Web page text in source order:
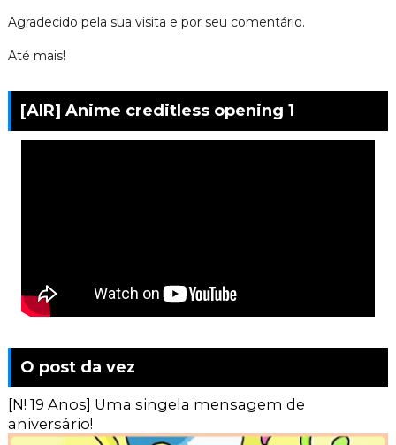
Agradecido pela sua visita e por seu comentário.
Até mais!
[AIR] Anime creditless opening 1
O post da vez
[N! 19 Anos] Uma singela mensagem de
aniversário!